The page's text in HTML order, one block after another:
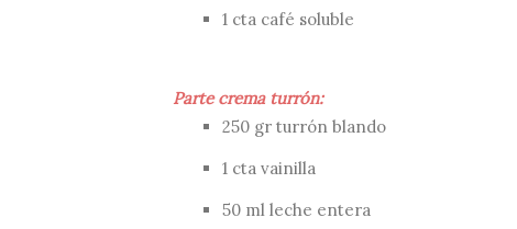
1 cta café soluble
Parte crema turrón:
250 gr turrón blando
1 cta vainilla
50 ml leche entera